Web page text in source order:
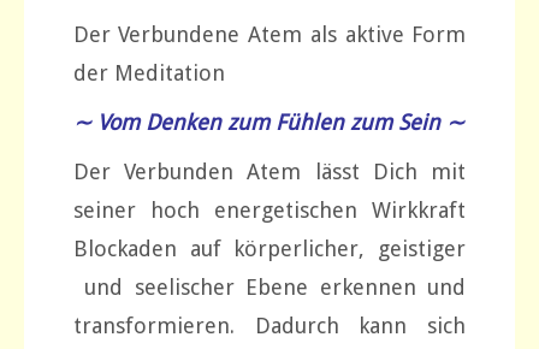
Der Verbundene Atem als aktive Form
der Meditation
∼ Vom Denken zum Fühlen zum Sein ∼
Der Verbunden Atem lässt Dich mit
seiner hoch energetischen Wirkkraft
Blockaden auf körperlicher, geistiger
und seelischer Ebene erkennen und
transformieren. Dadurch kann sich